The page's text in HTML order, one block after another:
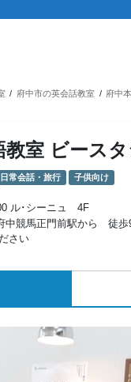
府中市の英会話教室 府中
室 ビース
日常会話・旅行 子供向け
ル･シーニュ 4F
競馬正門前駅から 徒歩
さい